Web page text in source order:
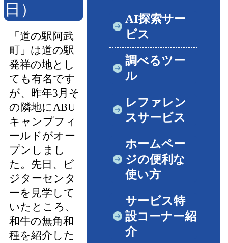
日）
「道の駅阿武
町」は道の駅
発祥の地とし
ても有名です
が、昨年3月そ
の隣地にABU
キャンプフィ
ールドがオー
プンしまし
た。先日、ビ
ジターセンタ
ーを見学して
いたところ、
和牛の無角和
種を紹介した
AI探索サー
ビス
調べるツー
ル
レファレン
スサービス
ホームペー
ジの便利な
使い方
サービス特
設コーナー紹
介